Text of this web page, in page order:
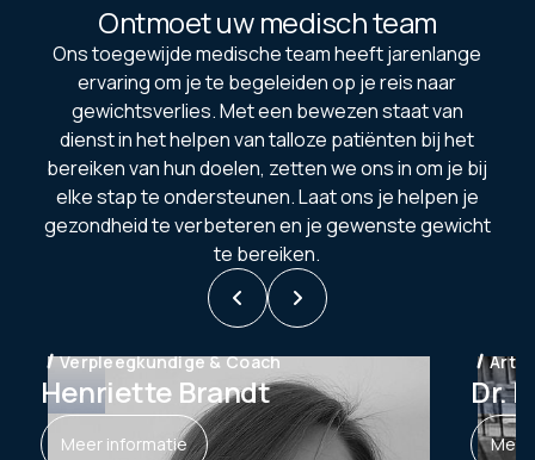
Ontmoet uw medisch team
Ons toegewijde medische team heeft jarenlange
ervaring om je te begeleiden op je reis naar
gewichtsverlies. Met een bewezen staat van
dienst in het helpen van talloze patiënten bij het
bereiken van hun doelen, zetten we ons in om je bij
elke stap te ondersteunen. Laat ons je helpen je
gezondheid te verbeteren en je gewenste gewicht
te bereiken.
 
Verpleegkundige & Coach
Henriette Brandt
Meer informatie
Arts
Dr.